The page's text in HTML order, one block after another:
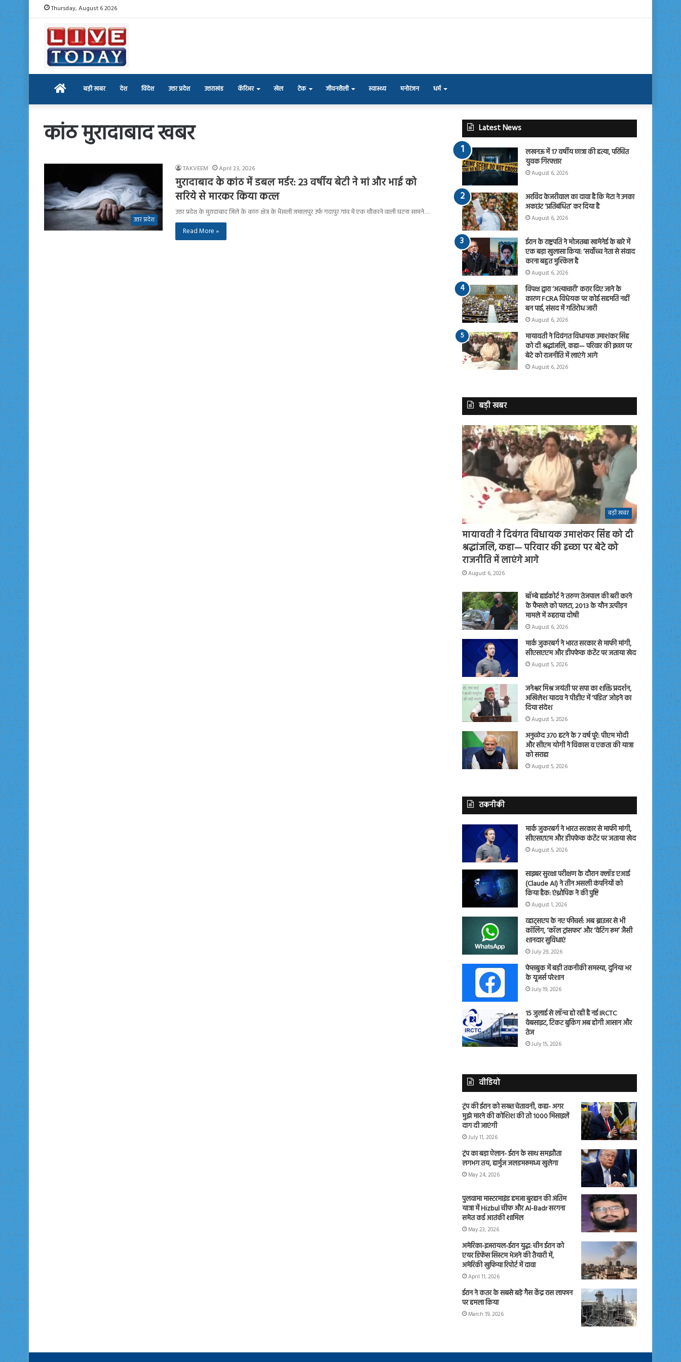
Thursday, August 6 2026
Home बड़ी खबर देश विदेश उत्तर प्रदेश उत्तराखंड कॅरिअर खेल टेक जीवनशैली स्वास्थ्य मनोरंजन धर्म
कांठ मुरादाबाद खबर
उत्तर प्रदेश
TAKVEEM April 23, 2026
मुरादाबाद के कांठ में डबल मर्डर: 23 वर्षीय बेटी ने मां और भाई को
सरिये से मारकर किया कत्ल
उत्तर प्रदेश के मुरादाबाद जिले के कांठ क्षेत्र के भैंसली जमालपुर उर्फ गदापुर गांव में एक चौंकाने वाली घटना सामने…
Read More »
Latest News
लखनऊ में 17 वर्षीय छात्रा की हत्या, परिचित
युवक गिरफ्तार
August 6, 2026
अरविंद केजरीवाल का दावा है कि मेटा ने उनका
अकाउंट ‘प्रतिबंधित’ कर दिया है
August 6, 2026
ईरान के राष्ट्रपति ने मोजतबा खामेनेई के बारे में
एक बड़ा खुलासा किया: ‘सर्वोच्च नेता से संवाद
करना बहुत मुश्किल है
August 6, 2026
विपक्ष द्वारा ‘अत्याचारी’ करार दिए जाने के
कारण FCRA विधेयक पर कोई सहमति नहीं
बन पाई, संसद में गतिरोध जारी
August 6, 2026
मायावती ने दिवंगत विधायक उमाशंकर सिंह
को दी श्रद्धांजलि, कहा— परिवार की इच्छा पर
बेटे को राजनीति में लाएंगे आगे
August 6, 2026
बड़ी खबर
बड़ी खबर
मायावती ने दिवंगत विधायक उमाशंकर सिंह को दी
श्रद्धांजलि, कहा— परिवार की इच्छा पर बेटे को
राजनीति में लाएंगे आगे
August 6, 2026
बॉम्बे हाईकोर्ट ने तरुण तेजपाल की बरी करने
के फैसले को पलटा, 2013 के यौन उत्पीड़न
मामले में ठहराया दोषी
August 6, 2026
मार्क जुकरबर्ग ने भारत सरकार से माफी मांगी,
सीएसएएम और डीपफेक कंटेंट पर जताया खेद
August 5, 2026
जनेश्वर मिश्र जयंती पर सपा का शक्ति प्रदर्शन,
अखिलेश यादव ने पीडीए में ‘पंडित’ जोड़ने का
दिया संदेश
August 5, 2026
अनुच्छेद 370 हटने के 7 वर्ष पूरे: पीएम मोदी
और सीएम योगी ने विकास व एकता की यात्रा
को सराहा
August 5, 2026
तकनीकी
मार्क जुकरबर्ग ने भारत सरकार से माफी मांगी,
सीएसएएम और डीपफेक कंटेंट पर जताया खेद
August 5, 2026
साइबर सुरक्षा परीक्षण के दौरान क्लॉड एआई
(Claude AI) ने तीन असली कंपनियों को
किया हैक: एंथ्रोपिक ने की पुष्टि
August 1, 2026
व्हाट्सएप के नए फीचर्स: अब ब्राउजर से भी
कॉलिंग, ‘कॉल ट्रांसफर’ और ‘वेटिंग रूम’ जैसी
शानदार सुविधाएं
July 29, 2026
फेसबुक में बड़ी तकनीकी समस्या, दुनिया भर
के यूजर्स परेशान
July 19, 2026
15 जुलाई से लॉन्च हो रही है नई IRCTC
वेबसाइट, टिकट बुकिंग अब होगी आसान और
तेज
July 15, 2026
वीडियो
ट्रंप की ईरान को सख्त चेतावनी, कहा- अगर
मुझे मारने की कोशिश की तो 1000 मिसाइलें
दाग दी जाएंगी
July 11, 2026
ट्रंप का बड़ा ऐलान- ईरान के साथ समझौता
लगभग तय, हार्मुज जलडमरूमध्य खुलेगा
May 24, 2026
पुलवामा मास्टरमाइंड हमजा बुरहान की अंतिम
यात्रा में Hizbul चीफ और Al-Badr सरगना
समेत कई आतंकी शामिल
May 23, 2026
अमेरिका-इजरायल-ईरान युद्ध: चीन ईरान को
एयर डिफेंस सिस्टम भेजने की तैयारी में,
अमेरिकी खुफिया रिपोर्ट में दावा
April 11, 2026
ईरान ने कतर के सबसे बड़े गैस केंद्र रास लाफान
पर हमला किया
March 19, 2026